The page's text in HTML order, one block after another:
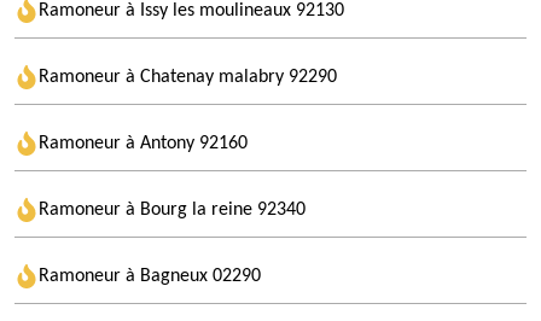
Ramoneur à Issy les moulineaux 92130
Ramoneur à Chatenay malabry 92290
Ramoneur à Antony 92160
Ramoneur à Bourg la reine 92340
Ramoneur à Bagneux 02290